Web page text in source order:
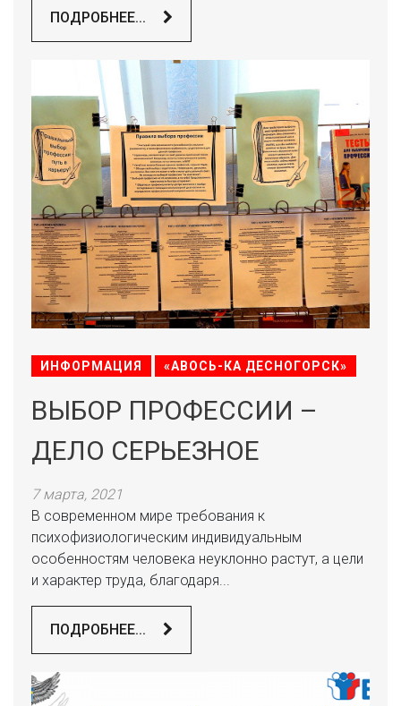
ПОДРОБНЕЕ...
ИНФОРМАЦИЯ «АВОСЬ-КА ДЕСНОГОРСК»
ВЫБОР ПРОФЕССИИ –
ДЕЛО СЕРЬЕЗНОЕ
7 марта, 2021
В современном мире требования к
психофизиологическим индивидуальным
особенностям человека неуклонно растут, а цели
и характер труда, благодаря...
ПОДРОБНЕЕ...